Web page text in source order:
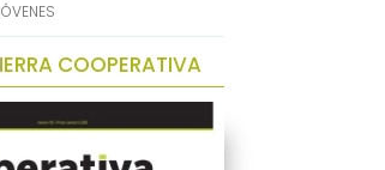
COOPERATIVA